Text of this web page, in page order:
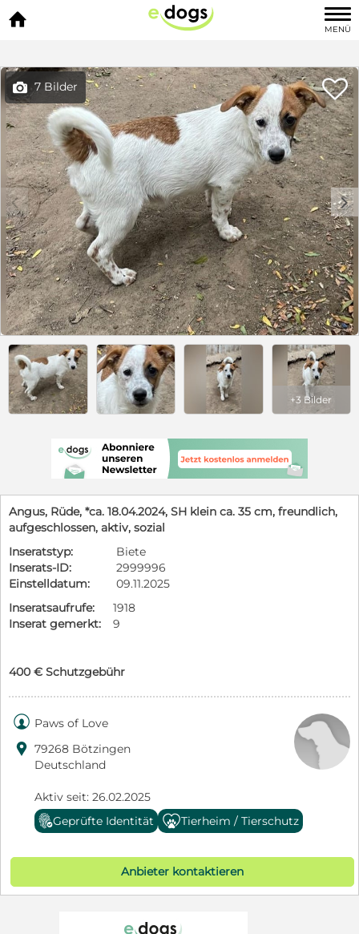

MENÜ
 7 Bilder 
c d
+3 Bilder
Angus, Rüde, *ca. 18.04.2024, SH klein ca. 35 cm, freundlich,
aufgeschlossen, aktiv, sozial
Inseratstyp:
Biete
Inserats-ID:
2999996
Einstelldatum:
09.11.2025
Inseratsaufrufe:
1918
Inserat gemerkt:
9
400 € Schutzgebühr
 Paws of Love
 79268 Bötzingen
Deutschland
Aktiv seit: 26.02.2025
Geprüfte Identität
Tierheim / Tierschutz
Anbieter kontaktieren